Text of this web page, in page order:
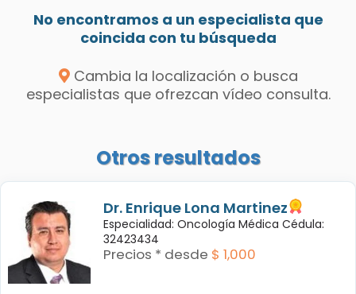
No encontramos a un especialista que
coincida con tu búsqueda
Cambia la localización o busca
especialistas que ofrezcan vídeo consulta.
Otros resultados
Dr. Enrique Lona Martinez
Especialidad: Oncología Médica Cédula:
32423434
Precios * desde $ 1,000